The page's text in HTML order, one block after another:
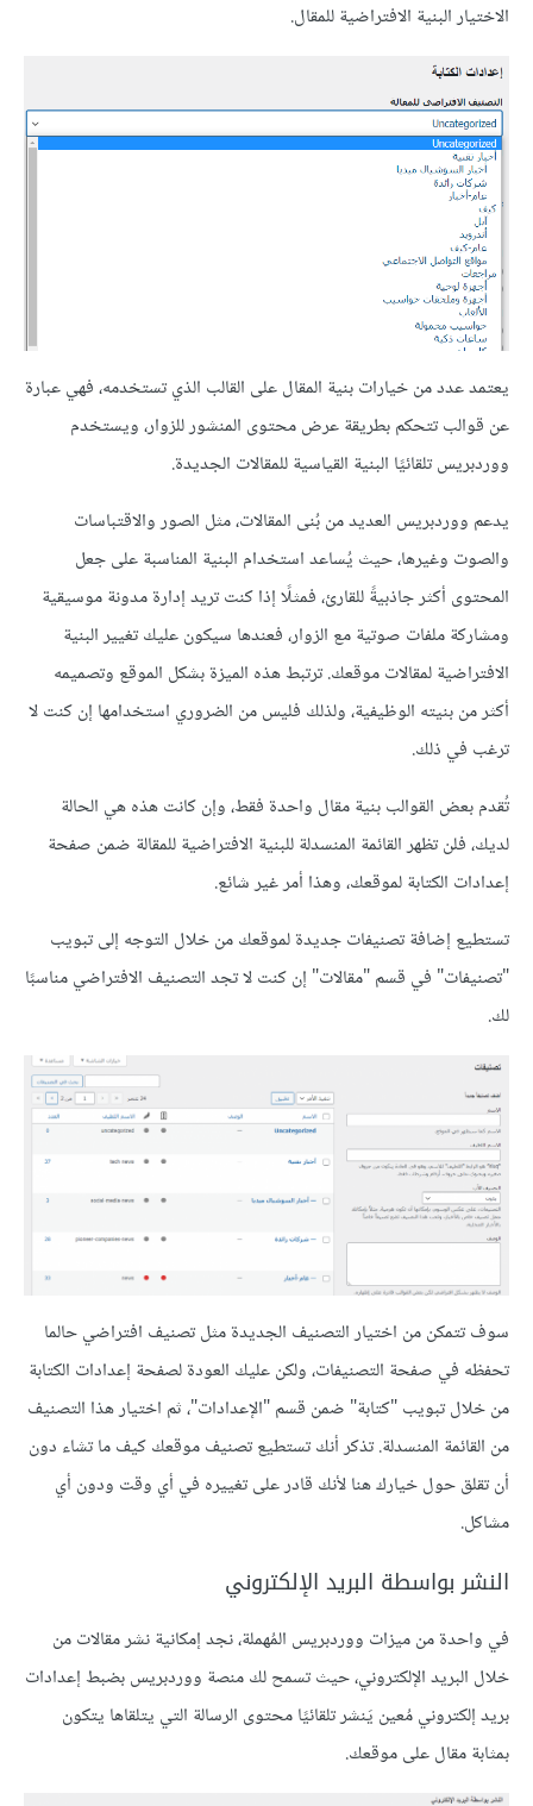
الاختيار البنية الافتراضية للمقال.
يعتمد عدد من خيارات بنية المقال على القالب الذي تستخدمه، فهي عبارة
عن قوالب تتحكم بطريقة عرض محتوى المنشور للزوار، ويستخدم
ووردبريس تلقائيًا البنية القياسية للمقالات الجديدة.
يدعم ووردبريس العديد من بُنى المقالات، مثل الصور والاقتباسات
والصوت وغيرها، حيث يُساعد استخدام البنية المناسبة على جعل
المحتوى أكثر جاذبيةً للقارئ، فمثلًا إذا كنت تريد إدارة مدونة موسيقية
ومشاركة ملفات صوتية مع الزوار، فعندها سيكون عليك تغيير البنية
الافتراضية لمقالات موقعك. ترتبط هذه الميزة بشكل الموقع وتصميمه
أكثر من بنيته الوظيفية، ولذلك فليس من الضروري استخدامها إن كنت لا
ترغب في ذلك.
تُقدم بعض القوالب بنية مقال واحدة فقط، وإن كانت هذه هي الحالة
لديك، فلن تظهر القائمة المنسدلة للبنية الافتراضية للمقالة ضمن صفحة
إعدادات الكتابة لموقعك، وهذا أمر غير شائع.
تستطيع إضافة تصنيفات جديدة لموقعك من خلال التوجه إلى تبويب
"تصنيفات" في قسم "مقالات" إن كنت لا تجد التصنيف الافتراضي مناسبًا
لك.
سوف تتمكن من اختيار التصنيف الجديدة مثل تصنيف افتراضي حالما
تحفظه في صفحة التصنيفات، ولكن عليك العودة لصفحة إعدادات الكتابة
من خلال تبويب "كتابة" ضمن قسم "الإعدادات"، ثم اختيار هذا التصنيف
من القائمة المنسدلة. تذكر أنك تستطيع تصنيف موقعك كيف ما تشاء دون
أن تقلق حول خيارك هنا لأنك قادر على تغييره في أي وقت ودون أي
مشاكل.
النشر بواسطة البريد الإلكتروني
في واحدة من ميزات ووردبريس المُهملة، نجد إمكانية نشر مقالات من
خلال البريد الإلكتروني، حيث تسمح لك منصة ووردبريس بضبط إعدادات
بريد إلكتروني مُعين يَنشر تلقائيًا محتوى الرسالة التي يتلقاها يتكون
بمثابة مقال على موقعك.